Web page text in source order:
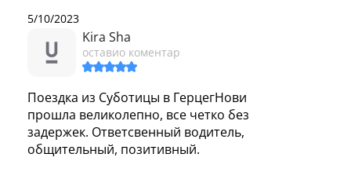
5/10/2023
Kira Sha
оставио коментар
Поездка из Суботицы в ГерцегНови
прошла великолепно, все четко без
задержек. Ответсвенный водитель,
общительный, позитивный.